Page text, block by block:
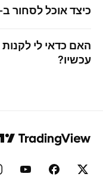
כיצד אוכל לסחור
האם כדאי לי
עכשיו?